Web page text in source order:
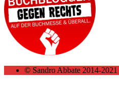
© Sandro Abbate 2014-2021